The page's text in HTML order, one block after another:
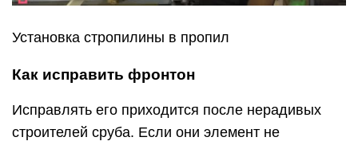
Установка стропилины в пропил
Как исправить фронтон
Исправлять его приходится после нерадивых
строителей сруба. Если они элемент не